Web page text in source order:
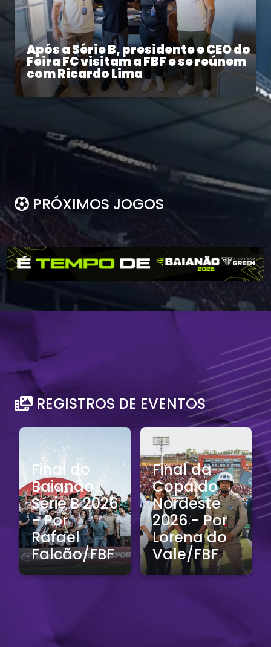
Após a Série B, presidente e CEO do
Feira FC visitam a FBF e se reúnem
com Ricardo Lima
PRÓXIMOS JOGOS
REGISTROS DE EVENTOS
Final da
Copa do
Nordeste
2026 - Por
Lorena do
Vale/FBF
Assembleia
Geral
Eleitoral
(Março de
2026) - Por
Rodrigo
Diniz/FBF